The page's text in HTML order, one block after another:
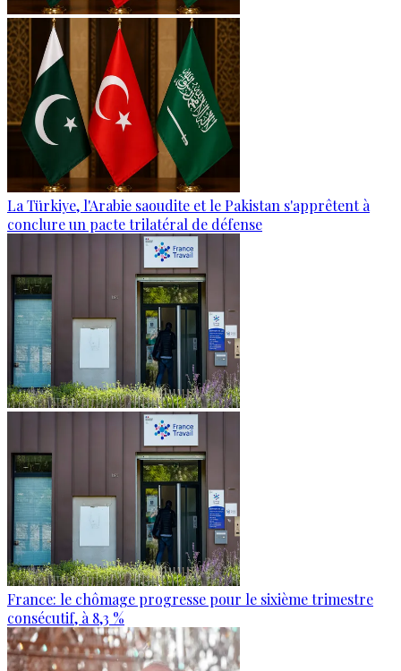
La Türkiye, l'Arabie saoudite et le Pakistan s'apprêtent à
conclure un pacte trilatéral de défense
France: le chômage progresse pour le sixième trimestre
consécutif, à 8,3 %